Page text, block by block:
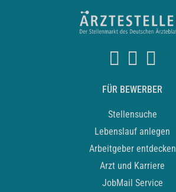
FÜR BEWERBER
Stellensuche
Lebenslauf anlegen
Arbeitgeber entdecken
Arzt und Karriere
JobMail Service